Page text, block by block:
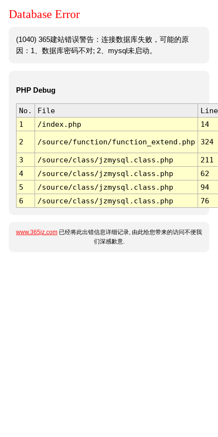
Database Error
(1040) 365建站错误警告：连接数据库失败，可能的原
因：1、数据库密码不对; 2、mysql未启动。
PHP Debug
No. File
Line
1
/index.php 14
2 /source/function/function_extend.php 324
3 /source/class/jzmysql.class.php
211
4
/source/class/jzmysql.class.php
62
5
/source/class/jzmysql.class.php
94
6
/source/class/jzmysql.class.php 76
www.365jz.com 已经将此出错信息详细记录, 由此给您带来的访问不便我
们深感歉意.